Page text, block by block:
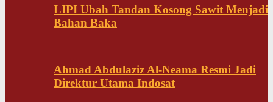
LIPI Ubah Tandan Kosong Sawit Menjadi
Bahan Baka
Ahmad Abdulaziz Al-Neama Resmi Jadi
Direktur Utama Indosat